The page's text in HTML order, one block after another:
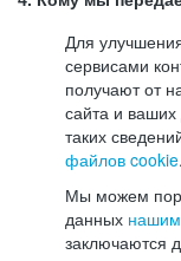
Для
сервисами
получают от
сайта и
таких
файлов cookie.
Мы можем
данных нашим
заключаются